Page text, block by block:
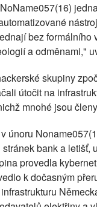
bez
a odměnami,"
skupiny
útočit na
mnohé jsou
únoru
bank a letišť,
provedla
k dočasným